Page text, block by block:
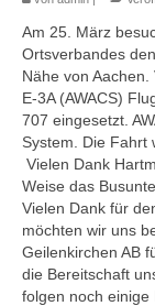
Am 25. März
Ortsverbandes
Nähe von
E-3A (AWACS)
707 eingesetzt.
System. Die Fahrt
Vielen Dank
Weise das
Vielen Dank für
möchten wir uns
Geilenkirchen AB
die Bereitschaft
folgen noch einige